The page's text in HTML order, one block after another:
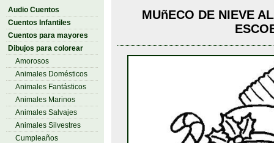
Audio Cuentos
Cuentos Infantiles
Cuentos para mayores
Dibujos para colorear
Amorosos
Animales Domésticos
Animales Fantásticos
Animales Marinos
Animales Salvajes
Animales Silvestres
Cumpleaños
MUñECO DE NIEVE